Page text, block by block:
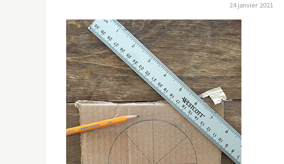
24 janvier 2021